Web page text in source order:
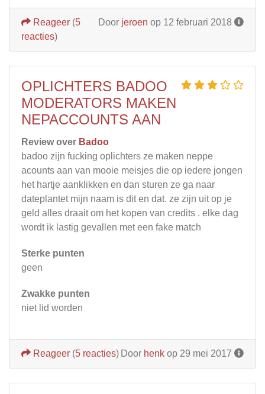
Door jeroen op 12 februari 2018
Reageer (5
reacties)
OPLICHTERS BADOO
MODERATORS MAKEN
NEPACCOUNTS AAN
Review over Badoo
badoo zijn fucking oplichters ze maken neppe
acounts aan van mooie meisjes die op iedere jongen
het hartje aanklikken en dan sturen ze ga naar
dateplantet mijn naam is dit en dat. ze zijn uit op je
geld alles draait om het kopen van credits . elke dag
wordt ik lastig gevallen met een fake match
Sterke punten
geen
Zwakke punten
niet lid worden
Door henk op 29 mei 2017
Reageer (5 reacties)